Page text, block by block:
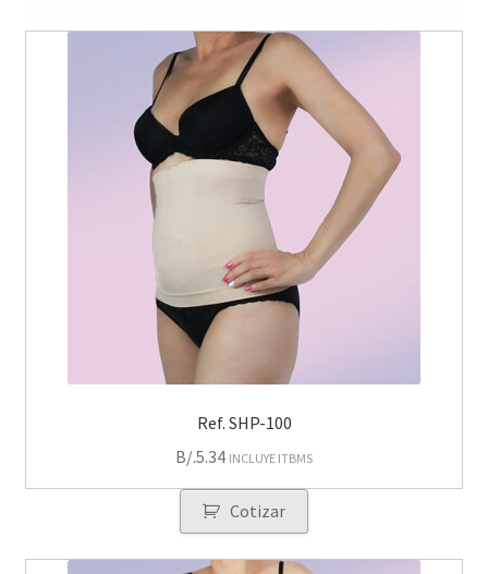
Ref. SHP-100
B/.5.34 INCLUYE ITBMS
Cotizar